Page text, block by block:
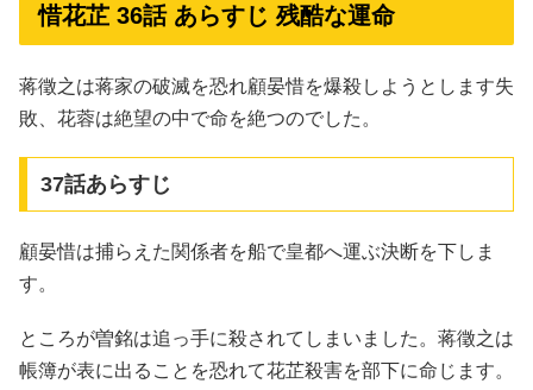
惜花芷 36話 あらすじ 残酷な運命
蒋徵之は蒋家の破滅を恐れ顧晏惜を爆殺しようとします失
敗、花蓉は絶望の中で命を絶つのでした。
37話あらすじ
顧晏惜は捕らえた関係者を船で皇都へ運ぶ決断を下しま
す。
ところが曽銘は追っ手に殺されてしまいました。蒋徵之は
帳簿が表に出ることを恐れて花芷殺害を部下に命じます。